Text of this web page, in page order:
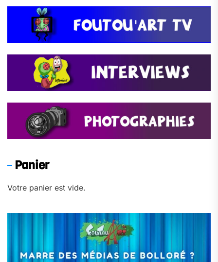
Panier
Votre panier est vide.